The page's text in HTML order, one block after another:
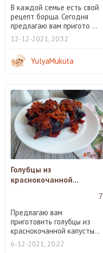
В каждой семье есть свой
рецепт борща. Сегодня
предлагаю вам пригото ...
12-12-2021, 20:32
YulyaMukuta
Голубцы из
краснокочанной...
7
Предлагаю вам
приготовить голубцы из
краснокочанной капусты...
6-12-2021, 20:22